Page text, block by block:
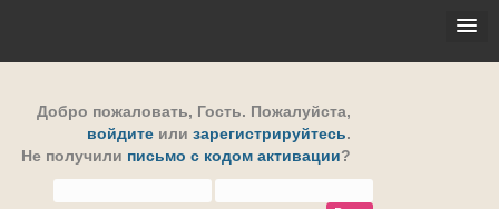
Добро пожаловать, Гость. Пожалуйста,
войдите или зарегистрируйтесь.
Не получили письмо с кодом активации?